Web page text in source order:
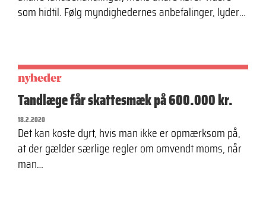
som hidtil. Følg myndighedernes anbefalinger, lyder…
nyheder
Tandlæge får skattesmæk på 600.000 kr.
18.2.2020
Det kan koste dyrt, hvis man ikke er opmærksom på,
at der gælder særlige regler om omvendt moms, når
man…